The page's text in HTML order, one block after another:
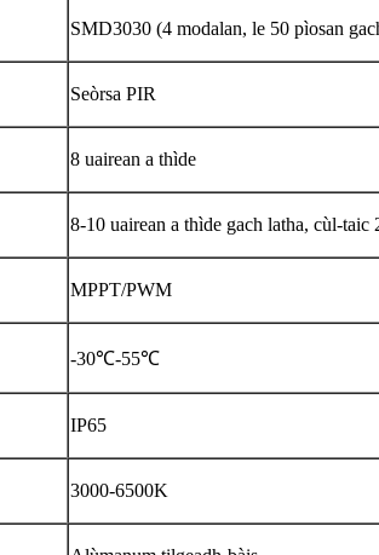
SMD3030 (4 modalan, le 50 pìosan
Seòrsa PIR
8 uairean a thìde
8-10 uairean a thìde gach latha, cùl-taic
MPPT/PWM
-30℃-55℃
IP65
3000-6500K